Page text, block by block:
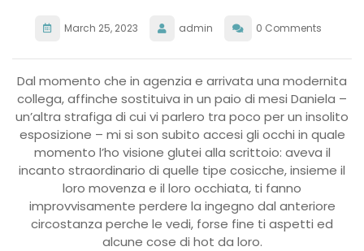
March 25, 2023 admin 0 Comments
Dal momento che in agenzia e arrivata una modernita
collega, affinche sostituiva in un paio di mesi Daniela –
un’altra strafiga di cui vi parlero tra poco per un insolito
esposizione – mi si son subito accesi gli occhi in quale
momento l’ho visione glutei alla scrittoio: aveva il
incanto straordinario di quelle tipe cosicche, insieme il
loro movenza e il loro occhiata, ti fanno
improvvisamente perdere la ingegno dal anteriore
circostanza perche le vedi, forse fine ti aspetti ed
alcune cose di hot da loro.